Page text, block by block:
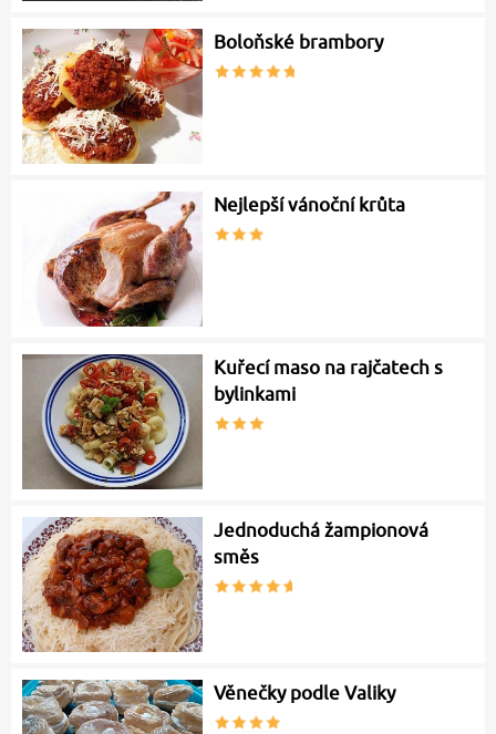
Boloňské brambory
Nejlepší vánoční krůta
Kuřecí maso na rajčatech s
bylinkami
Jednoduchá žampionová
směs
Věnečky podle Valiky